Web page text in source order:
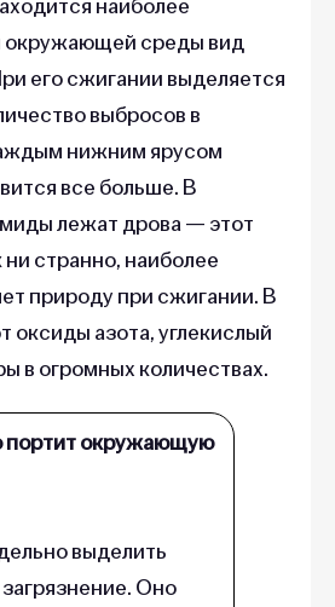
окружающей среды вид
его сжигании выделяется
выбросов в
нижним ярусом
все больше. В
лежат дрова — этот
ни странно, наиболее
природу при сжигании. В
оксиды азота, углекислый
в огромных количествах.
портит окружающую
выделить
Оно